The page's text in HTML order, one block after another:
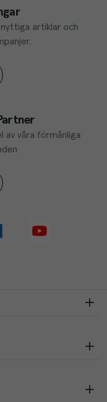
artiklar och
av våra förmånliga